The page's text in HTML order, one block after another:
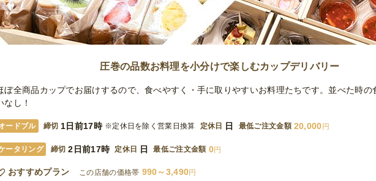
圧巻の品数お料理を小分けで楽しむカップデリバリー
ぼ全商品カップでお届けするので、食べやすく・手に取りやすいお料理たちです。並べた時の
なし！
ードブル 締切 1日前17時 ※定休日を除く営業日換算 定休日 日 最低ご注文金額 20,000円
ータリング 締切 2日前17時 定休日 日 最低ご注文金額 0円
おすすめプラン この店舗の価格帯 990～3,490円